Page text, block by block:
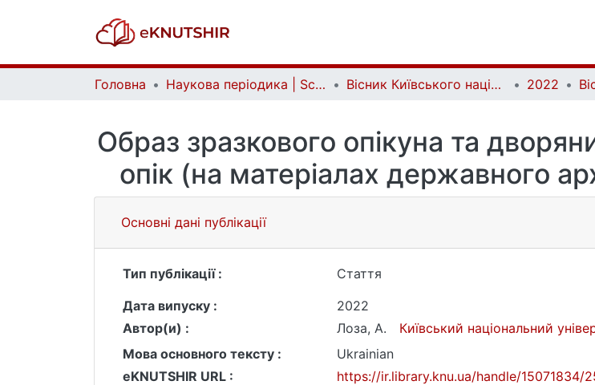
Головна Наукова періодика | Scientific periodicals Вісник Київського національного університету імені Тараса Шевченка. Історія | Bulletin of Taras Shevchenko National University of Kyiv. History 2022
Образ зразкового опікуна та
опік (на матеріалах державного
Основні дані публікації
Тип публікації :
Стаття
Дата випуску :
2022
Автор(и) :
Лоза, А.
Київський національний
Мова основного тексту :
Ukrainian
eKNUTSHIR URL :
https://ir.library.knu.ua/handle/15071834/